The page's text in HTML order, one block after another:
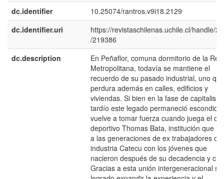
dc.identifier
10.25074/rantros.v9i18.2129
dc.identifier.uri
https://revistaschilenas.uchile.cl/handle/
/219386
dc.description
En Peñaflor, comuna dormitorio de la
Metropolitana, todavía se mantiene el
recuerdo de su pasado industrial, uno que
perdura además en calles, edificios y
viviendas. Si bien en la fase de
tardío este legado permaneció escondido,
vuelve a tomar fuerza cuando juega el
deportivo Thomas Bata, institución que
a las generaciones de ex trabajadores de
industria Catecu con los jóvenes que
nacieron después de su decadencia y
Gracias a esta unión intergeneracional